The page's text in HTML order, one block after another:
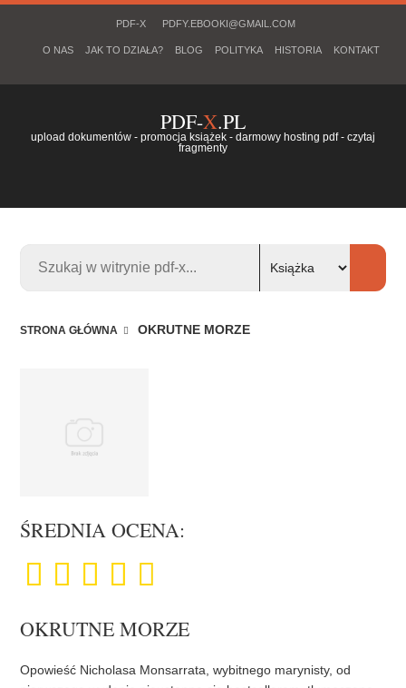
PDF-X PDFY.EBOOKI@GMAIL.COM
O NAS JAK TO DZIAŁA? BLOG POLITYKA HISTORIA KONTAKT
PDF-X.PL
upload dokumentów - promocja książek - darmowy hosting pdf - czytaj
fragmenty
STRONA GŁÓWNA OKRUTNE MORZE
ŚREDNIA OCENA:
OKRUTNE MORZE
Opowieść Nicholasa Monsarrata, wybitnego marynisty, od